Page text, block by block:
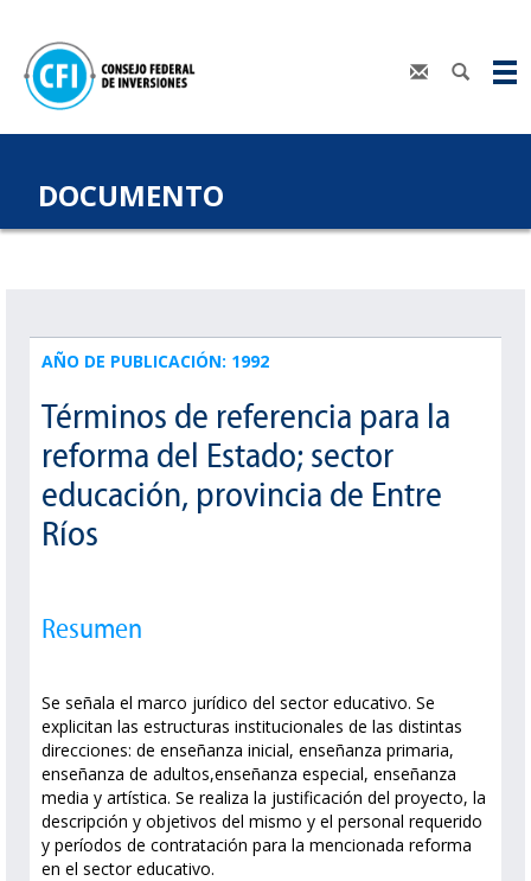
DOCUMENTO
AÑO DE PUBLICACIÓN: 1992
Términos de referencia para la
reforma del Estado; sector
educación, provincia de Entre
Ríos
Resumen
Se señala el marco jurídico del sector educativo. Se
explicitan las estructuras institucionales de las distintas
direcciones: de enseñanza inicial, enseñanza primaria,
enseñanza de adultos,enseñanza especial, enseñanza
media y artística. Se realiza la justificación del proyecto, la
descripción y objetivos del mismo y el personal requerido
y períodos de contratación para la mencionada reforma
en el sector educativo.